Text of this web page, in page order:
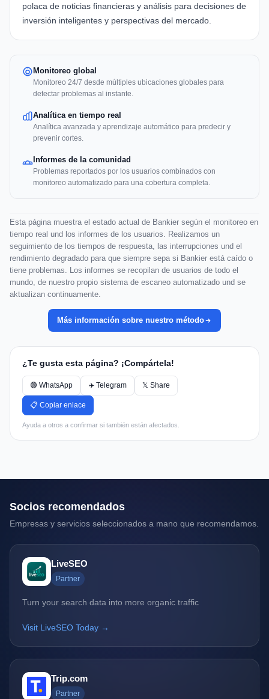
polaca de noticias financieras y análisis para decisiones de
inversión inteligentes y perspectivas del mercado.
Monitoreo global
Monitoreo 24/7 desde múltiples ubicaciones globales para
detectar problemas al instante.
Analítica en tiempo real
Analítica avanzada y aprendizaje automático para predecir y
prevenir cortes.
Informes de la comunidad
Problemas reportados por los usuarios combinados con
monitoreo automatizado para una cobertura completa.
Esta página muestra el estado actual de Bankier según el monitoreo en
tiempo real und los informes de los usuarios. Realizamos un
seguimiento de los tiempos de respuesta, las interrupciones und el
rendimiento degradado para que siempre sepa si Bankier está caído o
tiene problemas. Los informes se recopilan de usuarios de todo el
mundo, de nuestro propio sistema de escaneo automatizado und se
aktualizan continuamente.
Más información sobre nuestro método
¿Te gusta esta página? ¡Compártela!
🟢 WhatsApp ✈️ Telegram 𝕏 Share
📋 Copiar enlace
Ayuda a otros a confirmar si también están afectados.
Socios recomendados
Empresas y servicios seleccionados a mano que recomendamos.
LiveSEO
Partner
Turn your search data into more organic traffic
Visit LiveSEO Today →
Trip.com
Partner